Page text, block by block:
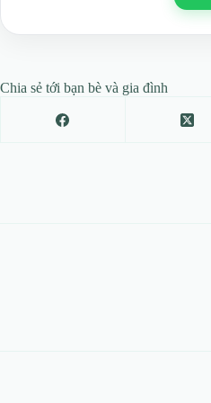
Chia sẻ tới bạn bè và gia đình